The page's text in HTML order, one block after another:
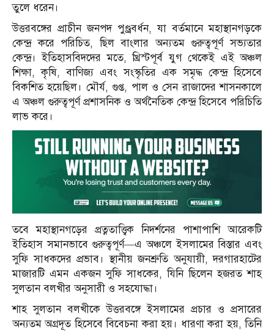
তুলে ধরেন।
উত্তরবঙ্গের প্রাচীন জনপদ পুণ্ড্রবর্ধন, যা বর্তমানে মহাস্থানগড়কে
কেন্দ্র করে পরিচিত, ছিল বাংলার অন্যতম গুরুত্বপূর্ণ সভ্যতার
কেন্দ্র। ইতিহাসবিদদের মতে, খ্রিস্টপূর্ব যুগ থেকেই এই অঞ্চল
শিক্ষা, কৃষি, বাণিজ্য এবং সংস্কৃতির এক সমৃদ্ধ কেন্দ্র হিসেবে
বিকশিত হয়েছিল। মৌর্য, গুপ্ত, পাল ও সেন রাজাদের শাসনকালে
এ অঞ্চল গুরুত্বপূর্ণ প্রশাসনিক ও অর্থনৈতিক কেন্দ্র হিসেবে পরিচিতি
লাভ করে।
তবে মহাস্থানগড়ের প্রত্নতাত্ত্বিক নিদর্শনের পাশাপাশি আরেকটি
ইতিহাস সমানভাবে গুরুত্বপূর্ণ—এ অঞ্চলে ইসলামের বিস্তার এবং
সুফি সাধকদের প্রভাব। স্থানীয় জনশ্রুতি অনুযায়ী, দরগারহাটের
মাজারটি এমন একজন সুফি সাধকের, যিনি ছিলেন হজরত শাহ
সুলতান বলখীর অনুসারী ও সহযোদ্ধা।
শাহ সুলতান বলখীকে উত্তরবঙ্গে ইসলামের প্রচার ও প্রসারের
অন্যতম অগ্রদূত হিসেবে বিবেচনা করা হয়। ধারণা করা হয়, তিনি